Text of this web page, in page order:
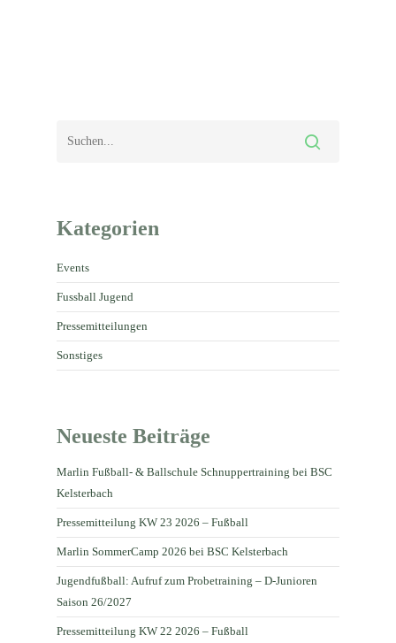
Kategorien
Events
Fussball Jugend
Pressemitteilungen
Sonstiges
Neueste Beiträge
Marlin Fußball- & Ballschule Schnuppertraining bei BSC
Kelsterbach
Pressemitteilung KW 23 2026 – Fußball
Marlin SommerCamp 2026 bei BSC Kelsterbach
Jugendfußball: Aufruf zum Probetraining – D-Junioren
Saison 26/2027
Pressemitteilung KW 22 2026 – Fußball